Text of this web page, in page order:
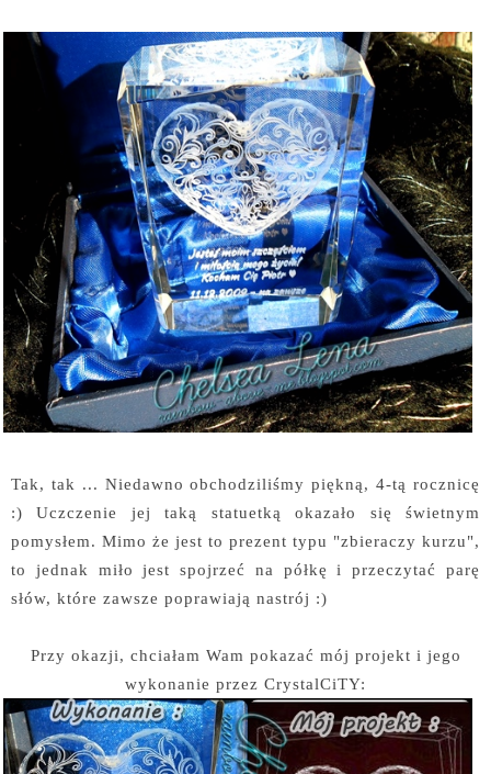
Tak, tak ... Niedawno obchodziliśmy piękną, 4-tą rocznicę
:) Uczczenie jej taką statuetką okazało się świetnym
pomysłem. Mimo że jest to prezent typu "zbieraczy kurzu",
to jednak miło jest spojrzeć na półkę i przeczytać parę
słów, które zawsze poprawiają nastrój :)
Przy okazji, chciałam Wam pokazać mój projekt i jego
wykonanie przez CrystalCiTY: